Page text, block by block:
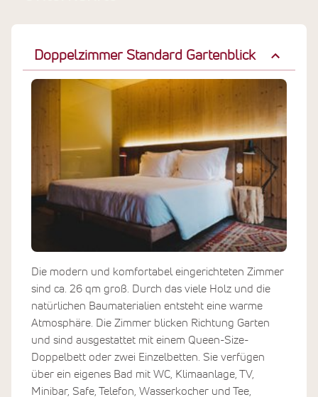
Doppelzimmer Standard Gartenblick
Die modern und komfortabel eingerichteten Zimmer
sind ca. 26 qm groß. Durch das viele Holz und die
natürlichen Baumaterialien entsteht eine warme
Atmosphäre. Die Zimmer blicken Richtung Garten
und sind ausgestattet mit einem Queen-Size-
Doppelbett oder zwei Einzelbetten. Sie verfügen
über ein eigenes Bad mit WC, Klimaanlage, TV,
Minibar, Safe, Telefon, Wasserkocher und Tee,